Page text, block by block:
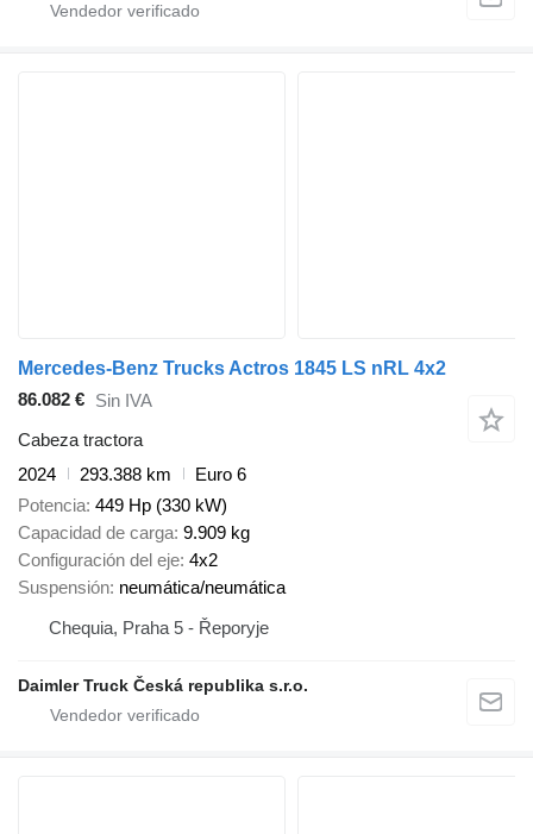
Mercedes-Benz Trucks Actros 1845 LS nRL 4x2
86.082 € Sin IVA
Cabeza tractora
2024
293.388 km
Euro 6
Potencia 449 Hp (330 kW)
Capacidad de carga 9.909 kg
Configuración del eje 4x2
Suspensión neumática/neumática
Chequia, Praha 5 - Řeporyje
Daimler Truck Česká republika s.r.o.